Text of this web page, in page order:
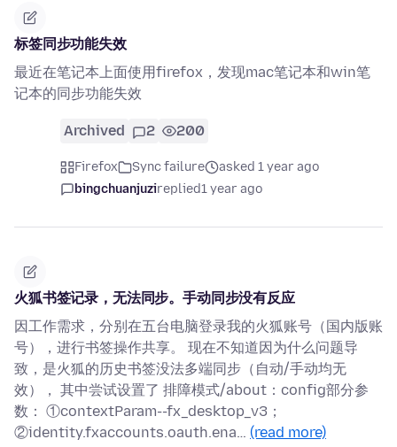
标签同步功能失效
最近在笔记本上面使用firefox，发现mac笔记本和win笔
记本的同步功能失效
Archived 2 200
Firefox Sync failure
asked 1 year ago
bingchuanjuzireplied1 year ago
火狐书签记录，无法同步。手动同步没有反应
因工作需求，分别在五台电脑登录我的火狐账号（国内版账
号），进行书签操作共享。 现在不知道因为什么问题导
致，是火狐的历史书签没法多端同步（自动/手动均无
效）， 其中尝试设置了 排障模式/about：config部分参
数： ①contextParam--fx_desktop_v3；
②identity.fxaccounts.oauth.ena… (read more)